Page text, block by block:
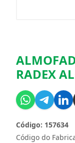
RADEX
Código do
Código: 157634